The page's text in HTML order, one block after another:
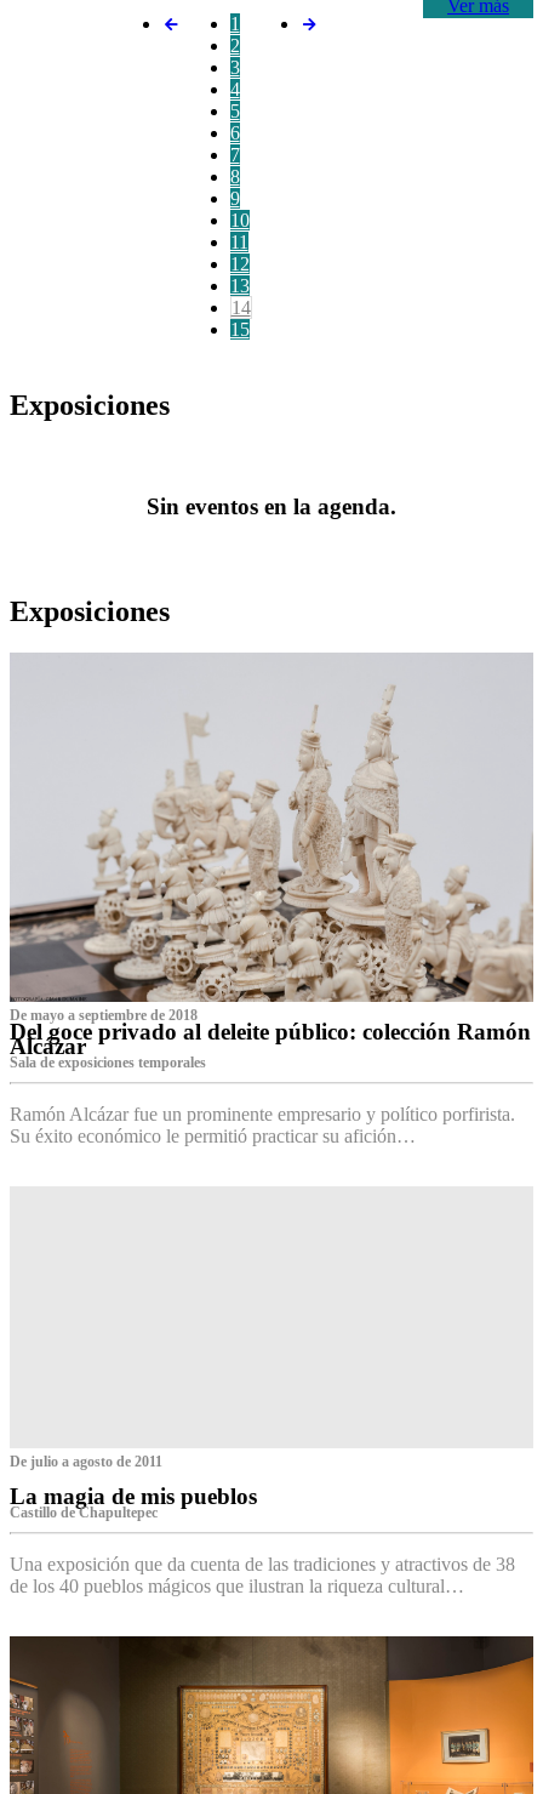
Ver más
1
2
3
4
5
6
7
8
9
10
11
12
13
14
15
Exposiciones
Sin eventos en la agenda.
Exposiciones
De mayo a septiembre de 2018
Del goce privado al deleite público: colección Ramón
Alcázar
Sala de exposiciones temporales
Ramón Alcázar fue un prominente empresario y político porfirista.
Su éxito económico le permitió practicar su afición…
De julio a agosto de 2011
La magia de mis pueblos
Castillo de Chapultepec
Una exposición que da cuenta de las tradiciones y atractivos de 38
de los 40 pueblos mágicos que ilustran la riqueza cultural…